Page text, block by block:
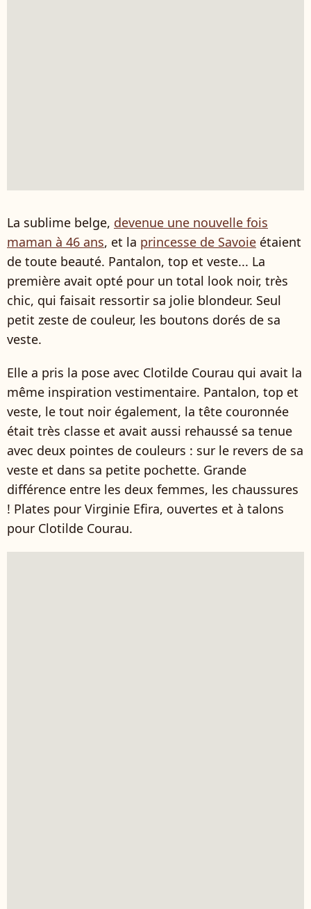
La sublime belge, devenue une nouvelle fois
maman à 46 ans, et la princesse de Savoie étaient
de toute beauté. Pantalon, top et veste... La
première avait opté pour un total look noir, très
chic, qui faisait ressortir sa jolie blondeur. Seul
petit zeste de couleur, les boutons dorés de sa
veste.
Elle a pris la pose avec Clotilde Courau qui avait la
même inspiration vestimentaire. Pantalon, top et
veste, le tout noir également, la tête couronnée
était très classe et avait aussi rehaussé sa tenue
avec deux pointes de couleurs : sur le revers de sa
veste et dans sa petite pochette. Grande
différence entre les deux femmes, les chaussures
! Plates pour Virginie Efira, ouvertes et à talons
pour Clotilde Courau.